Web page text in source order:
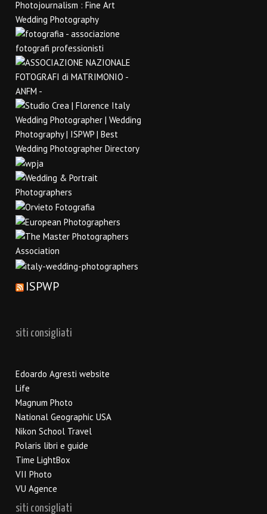
ISPWP
siti consigliati
Edoardo Agresti website
Life
Magnum Photo
National Geographic USA
Nikon School Travel
Polaris libri e guide
Time LightBox
VII Photo
VU Agence
siti consigliati